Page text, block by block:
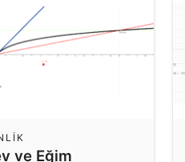
ve Eğim